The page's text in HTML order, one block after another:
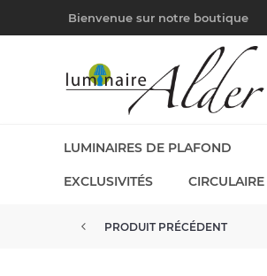
Bienvenue sur notre boutique
LUMINAIRES DE PLAFOND
EXCLUSIVITÉS CIRCULAIRE
PRODUIT PRÉCÉDENT